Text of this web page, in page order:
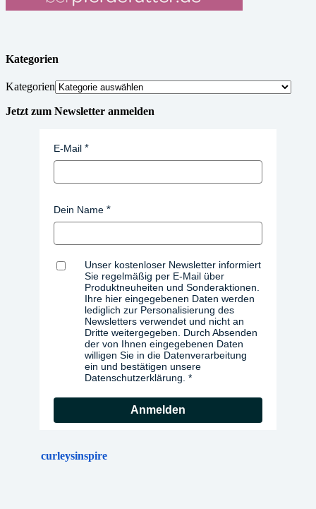
Kategorien
Kategorien
Jetzt zum Newsletter anmelden
E-Mail
Dein Name
Unser kostenloser Newsletter informiert
Sie regelmäßig per E-Mail über
Produktneuheiten und Sonderaktionen.
Ihre hier eingegebenen Daten werden
lediglich zur Personalisierung des
Newsletters verwendet und nicht an
Dritte weitergegeben. Durch Absenden
der von Ihnen eingegebenen Daten
willigen Sie in die Datenverarbeitung
ein und bestätigen unsere
Datenschutzerklärung.
Anmelden
curleysinspire